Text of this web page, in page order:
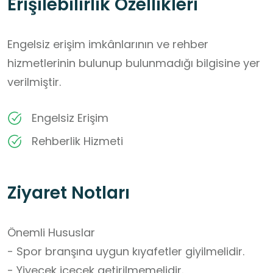
Engelsiz erişim imkânlarının ve rehber
hizmetlerinin bulunup bulunmadığı bilgisine yer
verilmiştir.
Engelsiz Erişim
Rehberlik Hizmeti
Ziyaret Notları
Önemli Hususlar
- Spor branşına uygun kıyafetler giyilmelidir.